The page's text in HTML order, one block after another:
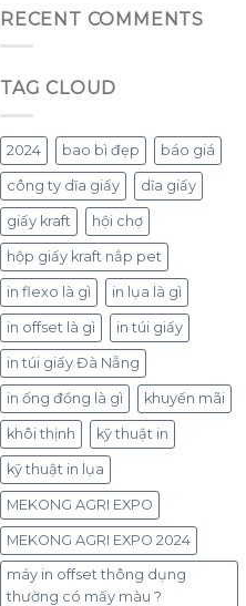
RECENT COMMENTS
TAG CLOUD
2024 bao bì đẹp báo giá
công ty dĩa giấy dĩa giấy
giấy kraft hội chợ
hộp giấy kraft nắp pet
in flexo là gì in lụa là gì
in offset là gì in túi giấy
in túi giấy Đà Nẵng
in ống đồng là gì khuyến mãi
khôi thịnh kỹ thuật in
kỹ thuật in lụa
MEKONG AGRI EXPO
MEKONG AGRI EXPO 2024
máy in offset thông dụng
thường có mấy màu ?